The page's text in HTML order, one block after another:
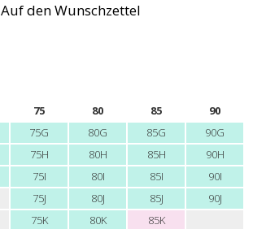
Auf den Wunschzettel
75 80 85
90
75G 80G 85G
90G
75H 80H 85H
90H
75I 80I 85I
90I
75J 80J 85J
90J
75K 80K
85K